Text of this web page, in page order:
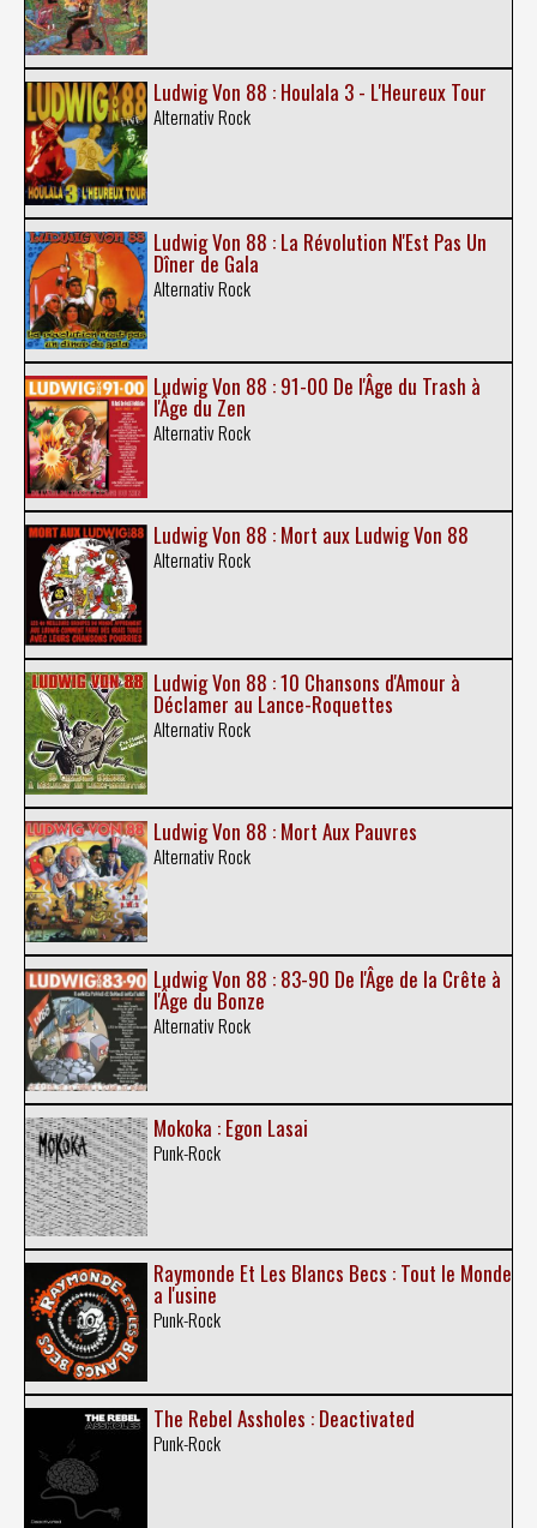
Ludwig Von 88 : Houlala 3 - L'Heureux Tour
Alternativ Rock
Ludwig Von 88 : La Révolution N'Est Pas Un
Dîner de Gala
Alternativ Rock
Ludwig Von 88 : 91-00 De l'Âge du Trash à
l'Âge du Zen
Alternativ Rock
Ludwig Von 88 : Mort aux Ludwig Von 88
Alternativ Rock
Ludwig Von 88 : 10 Chansons d'Amour à
Déclamer au Lance-Roquettes
Alternativ Rock
Ludwig Von 88 : Mort Aux Pauvres
Alternativ Rock
Ludwig Von 88 : 83-90 De l'Âge de la Crête à
l'Âge du Bonze
Alternativ Rock
Mokoka : Egon Lasai
Punk-Rock
Raymonde Et Les Blancs Becs : Tout le Monde
a l'usine
Punk-Rock
The Rebel Assholes : Deactivated
Punk-Rock